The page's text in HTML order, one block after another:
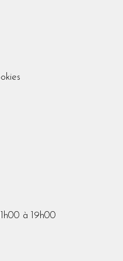
à 19h00